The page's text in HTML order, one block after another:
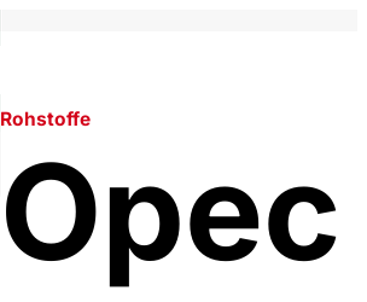
Rohstoffe
Opec